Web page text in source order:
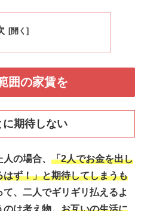
囲の家賃を
に期待しない
の場合、 「2人でお金を出し
ず！」と期待してしまうも
、二人でギリギリ払えるよ
は考え物。 お互いの生活に